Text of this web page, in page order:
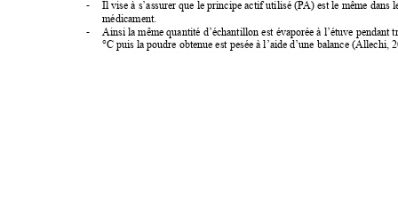
- Il vise à s’assurer que le principe actif utilisé (PA) est le même dans
médicament.
- Ainsi la même quantité d’échantillon est évaporée à l’étuve pendant
°C puis la poudre obtenue est pesée à l’aide d’une balance (Allechi,